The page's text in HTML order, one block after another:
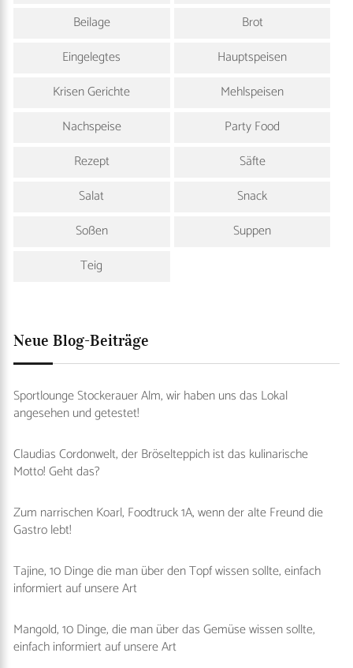
Beilage
Brot
Eingelegtes
Hauptspeisen
Krisen Gerichte
Mehlspeisen
Nachspeise
Party Food
Rezept
Säfte
Salat
Snack
Soßen
Suppen
Teig
Neue Blog-Beiträge
Sportlounge Stockerauer Alm, wir haben uns das Lokal
angesehen und getestet!
Claudias Cordonwelt, der Bröselteppich ist das kulinarische
Motto! Geht das?
Zum narrischen Koarl, Foodtruck 1A, wenn der alte Freund die
Gastro lebt!
Tajine, 10 Dinge die man über den Topf wissen sollte, einfach
informiert auf unsere Art
Mangold, 10 Dinge, die man über das Gemüse wissen sollte,
einfach informiert auf unsere Art